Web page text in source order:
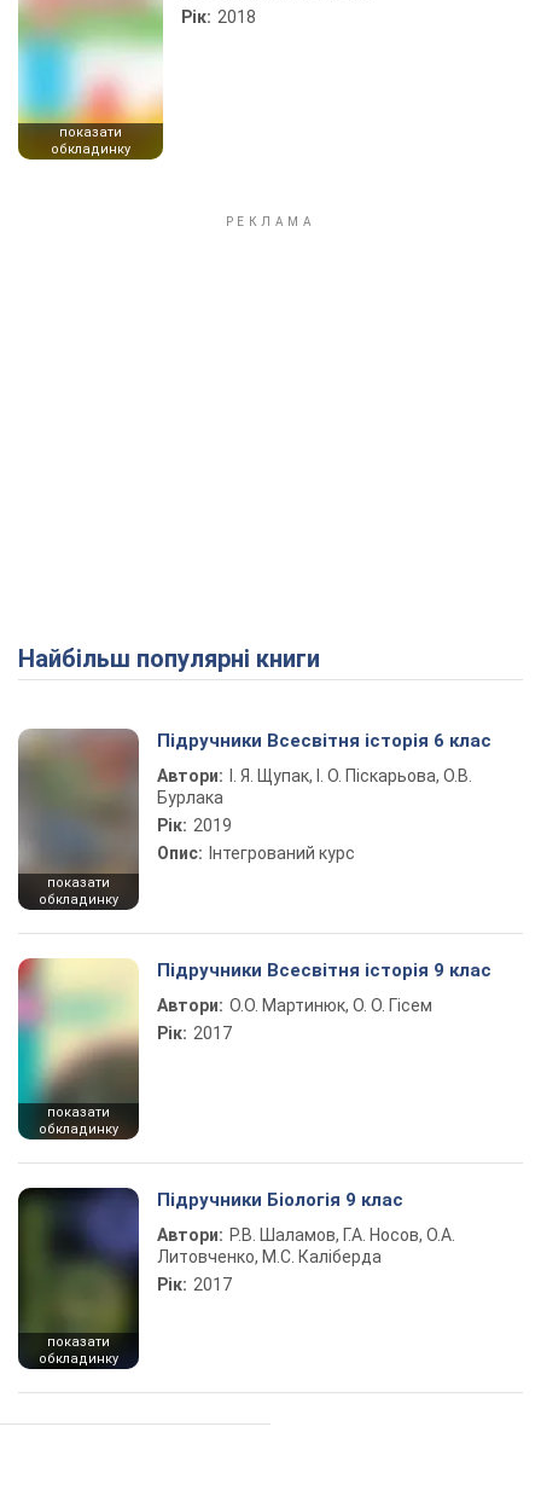
показати
обкладинку
Рік: 2018
Найбільш популярні книги
показати
обкладинку
Підручники Всесвітня історія 6 клас
Автори:
І. Я. Щупак, І. О. Піскарьова, О.В.
Бурлака
Рік: 2019
Опис: Інтегрований курс
показати
обкладинку
Підручники Всесвітня історія 9 клас
Автори: О.О. Мартинюк, О. О. Гісем
Рік: 2017
показати
обкладинку
Підручники Біологія 9 клас
Автори: Р.В. Шаламов, Г.А. Носов, О.А.
Литовченко, М.С. Каліберда
Рік: 2017